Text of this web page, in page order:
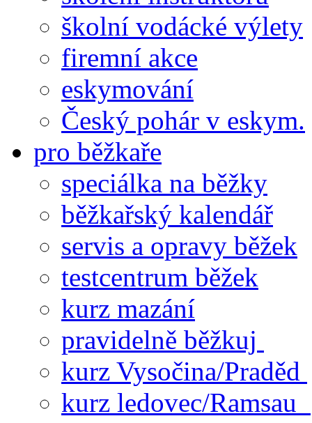
školní vodácké výlety
firemní akce
eskymování
Český pohár v eskym.
pro běžkaře
speciálka na běžky
běžkařský kalendář
servis a opravy běžek
testcentrum běžek
kurz mazání
pravidelně běžkuj
kurz Vysočina/Praděd
kurz ledovec/Ramsau